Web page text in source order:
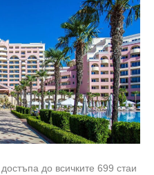
до всичките 699 стаи